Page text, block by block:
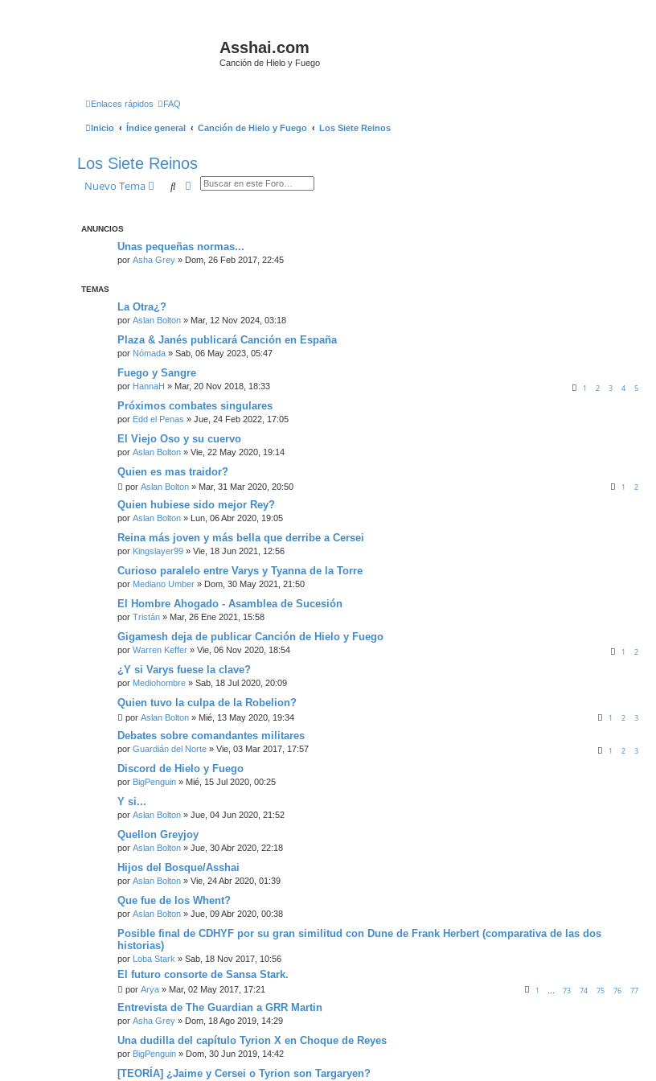
Asshai.com
Canción de Hielo y Fuego
Enlaces rápidos FAQ
Inicio Índice general Canción de Hielo y Fuego Los Siete Reinos
Los Siete Reinos
Nuevo Tema BuscarBúsqueda avanzada
ANUNCIOS
Unas pequeñas normas...
por Asha Grey » Dom, 26 Feb 2017, 22:45
TEMAS
La Otra¿?
por Aslan Bolton » Mar, 12 Nov 2024, 03:18
Plaza & Janés publicará Canción en España
por Nómada » Sab, 06 May 2023, 05:47
Fuego y Sangre
por HannaH » Mar, 20 Nov 2018, 18:33 1 2 3 4 5
Próximos combates singulares
por Edd el Penas » Jue, 24 Feb 2022, 17:05
El Viejo Oso y su cuervo
por Aslan Bolton » Vie, 22 May 2020, 19:14
Quien es mas traidor?
por Aslan Bolton » Mar, 31 Mar 2020, 20:50 1 2
Quien hubiese sido mejor Rey?
por Aslan Bolton » Lun, 06 Abr 2020, 19:05
Reina más joven y más bella que derribe a Cersei
por Kingslayer99 » Vie, 18 Jun 2021, 12:56
Curioso paralelo entre Varys y Tyanna de la Torre
por Mediano Umber » Dom, 30 May 2021, 21:50
El Hombre Ahogado - Asamblea de Sucesión
por Tristán » Mar, 26 Ene 2021, 15:58
Gigamesh deja de publicar Canción de Hielo y Fuego
por Warren Keffer » Vie, 06 Nov 2020, 18:54 1 2
¿Y si Varys fuese la clave?
por Mediohombre » Sab, 18 Jul 2020, 20:09
Quien tuvo la culpa de la Robelion?
por Aslan Bolton » Mié, 13 May 2020, 19:34 1 2 3
Debates sobre comandantes militares
por Guardián del Norte » Vie, 03 Mar 2017, 17:57 1 2 3
Discord de Hielo y Fuego
por BigPenguin » Mié, 15 Jul 2020, 00:25
Y si...
por Aslan Bolton » Jue, 04 Jun 2020, 21:52
Quellon Greyjoy
por Aslan Bolton » Jue, 30 Abr 2020, 22:18
Hijos del Bosque/Asshai
por Aslan Bolton » Vie, 24 Abr 2020, 01:39
Que fue de los Whent?
por Aslan Bolton » Jue, 09 Abr 2020, 00:38
Posible final de CDHYF por su gran similitud con Dune de Frank Herbert (comparativa de las dos
historias)
por Loba Stark » Sab, 18 Nov 2017, 10:56
El futuro consorte de Sansa Stark.
por Arya » Mar, 02 May 2017, 17:21 1 … 73 74 75 76 77
Entrevista de The Guardian a GRR Martin
por Asha Grey » Dom, 18 Ago 2019, 14:29
Una dudilla del capítulo Tyrion X en Choque de Reyes
por BigPenguin » Dom, 30 Jun 2019, 14:42
[TEORÍA] ¿Jaime y Cersei o Tyrion son Targaryen?